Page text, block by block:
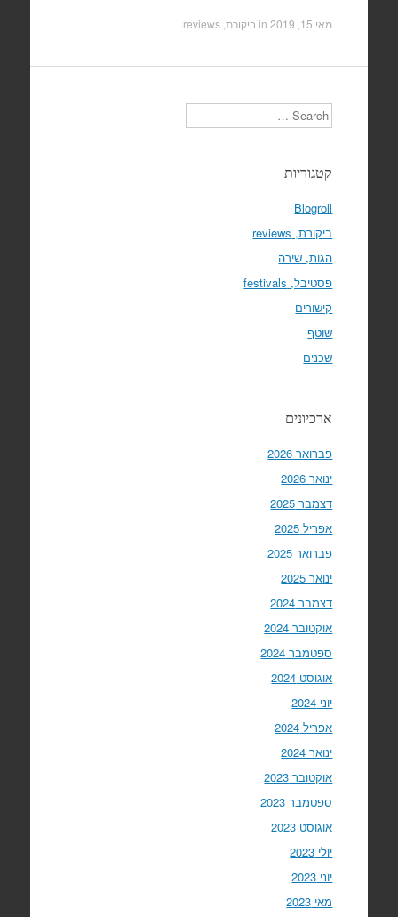
מאי 15, 2019 in ביקורת, reviews
Search
קטגוריות
Blogroll
ביקורת, reviews
הגות, שירה
פסטיבל, festivals
קישורים
שוטף
שכנים
ארכיונים
פברואר 2026
ינואר 2026
דצמבר 2025
אפריל 2025
פברואר 2025
ינואר 2025
דצמבר 2024
אוקטובר 2024
ספטמבר 2024
אוגוסט 2024
יוני 2024
אפריל 2024
ינואר 2024
אוקטובר 2023
ספטמבר 2023
אוגוסט 2023
יולי 2023
יוני 2023
מאי 2023